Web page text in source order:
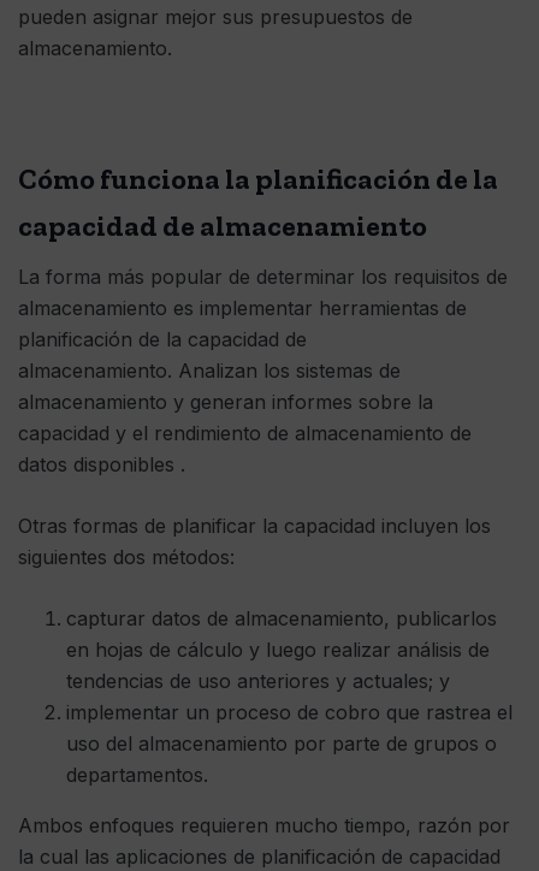
pueden asignar mejor sus presupuestos de
almacenamiento.
Cómo funciona la planificación de la
capacidad de almacenamiento
La forma más popular de determinar los requisitos de
almacenamiento es implementar herramientas de
planificación de la capacidad de
almacenamiento. Analizan los sistemas de
almacenamiento y generan informes sobre la
capacidad y el rendimiento de almacenamiento de
datos disponibles .
Otras formas de planificar la capacidad incluyen los
siguientes dos métodos:
capturar datos de almacenamiento, publicarlos
en hojas de cálculo y luego realizar análisis de
tendencias de uso anteriores y actuales; y
implementar un proceso de cobro que rastrea el
uso del almacenamiento por parte de grupos o
departamentos.
Ambos enfoques requieren mucho tiempo, razón por
la cual las aplicaciones de planificación de capacidad